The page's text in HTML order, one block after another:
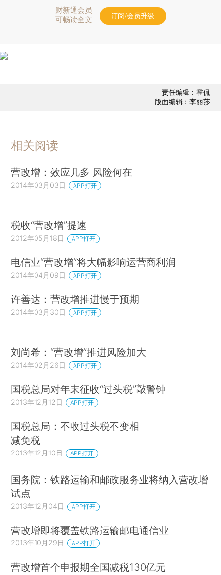
财新通会员
可畅读全文
订阅/会员升级
责任编辑：霍侃
版面编辑：李丽莎
相关阅读
营改增：效应几多 风险何在
2014年03月03日 APP打开
税收“营改增”提速
2012年05月18日 APP打开
电信业“营改增”将大幅影响运营商利润
2014年04月09日 APP打开
许善达：营改增推进慢于预期
2014年03月30日 APP打开
刘尚希：“营改增”推进风险加大
2014年02月26日 APP打开
国税总局对年末征收“过头税”敲警钟
2013年12月12日 APP打开
国税总局：不收过头税不变相
减免税
2013年12月10日 APP打开
国务院：铁路运输和邮政服务业将纳入营改增
试点
2013年12月04日 APP打开
营改增即将覆盖铁路运输邮电通信业
2013年10月29日 APP打开
营改增首个申报期全国减税130亿元